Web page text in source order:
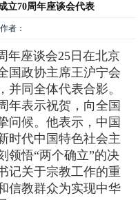
立70周年座谈会代表
者：
座谈会25日在北京
国政协主席王沪宁会
并同全体代表合影。
年表示祝贺，向全国
问候。他表示，中国
时代中国特色社会主
领悟“两个确立”的决
记关于宗教工作的重
信教群众为实现中华